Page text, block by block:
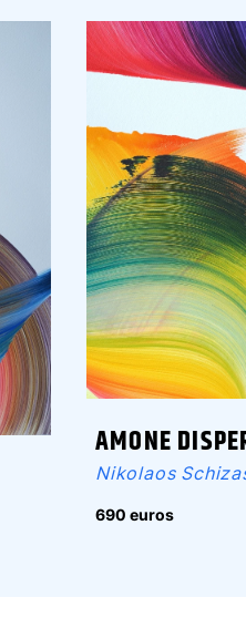
AMONE
Nikolaos
690 euros